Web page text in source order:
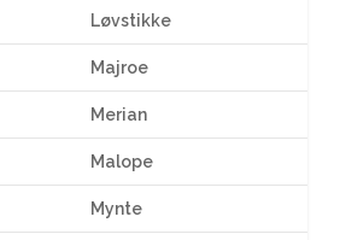
Løvstikke
Majroe
Merian
Malope
Mynte